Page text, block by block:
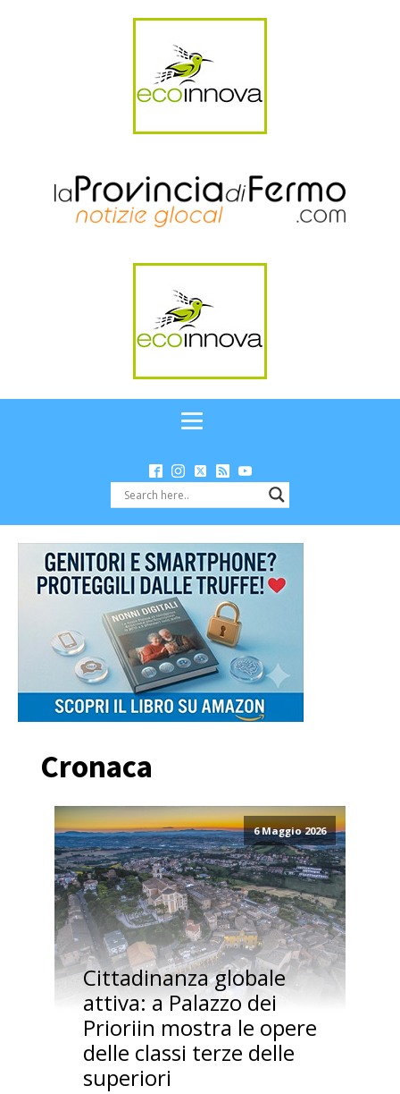
Cronaca
6 Maggio 2026
Cittadinanza globale
attiva: a Palazzo dei
Prioriin mostra le opere
delle classi terze delle
superiori